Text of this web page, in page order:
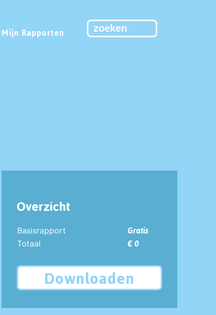
Mijn Rapporten
Overzicht
Basisrapport
Gratis
Totaal
€ 0
Downloaden